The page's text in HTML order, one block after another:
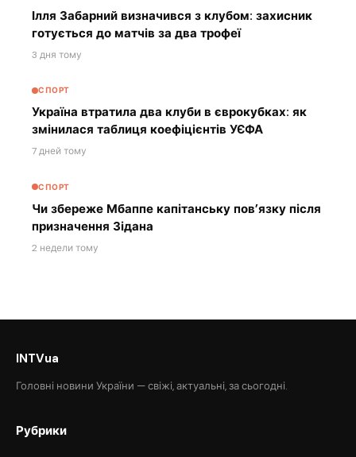
Ілля Забарний визначився з клубом: захисник
готується до матчів за два трофеї
3 дня тому
СПОРТ
Україна втратила два клуби в єврокубках: як
змінилася таблиця коефіцієнтів УЄФА
7 дней тому
СПОРТ
Чи збереже Мбаппе капітанську пов’язку після
призначення Зідана
2 недели тому
INTVua
Головні новини України — свіжі, актуальні, за сьогодні.
Рубрики